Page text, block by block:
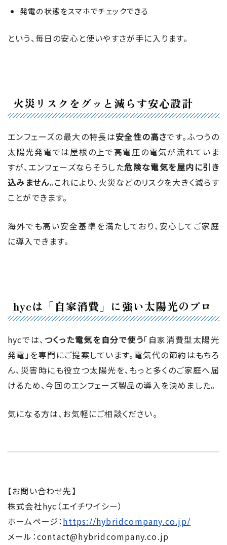
発電の状態をスマホでチェックできる
という、毎日の安心と使いやすさが手に入ります。
火災リスクをグッと減らす安心設計
エンフェーズの最大の特長は安全性の高さです。ふつうの
太陽光発電では屋根の上で高電圧の電気が流れていま
すが、エンフェーズならそうした危険な電気を屋内に引き
込みません。これにより、火災などのリスクを大きく減らす
ことができます。
海外でも高い安全基準を満たしており、安心してご家庭
に導入できます。
hycは「自家消費」に強い太陽光のプロ
hycでは、 つくった電気を自分で使う「自家消費型太陽光
発電」を専門にご提案しています。電気代の節約はもちろ
ん、災害時にも役立つ太陽光を、もっと多くのご家庭へ届
けるため、今回のエンフェーズ製品の導入を決めました。
気になる方は、お気軽にご相談ください。
【お問い合わせ先】
株式会社hyc（エイチワイシー）
ホームページ：https://hybridcompany.co.jp/
メール：contact@hybridcompany.co.jp